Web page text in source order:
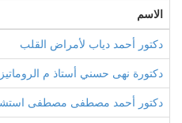
الاسم
دكتور أحمد دياب لأمراض القلب
دكتورة نهى حسني أستاذ م
دكتور أحمد مصطفى مصطفى